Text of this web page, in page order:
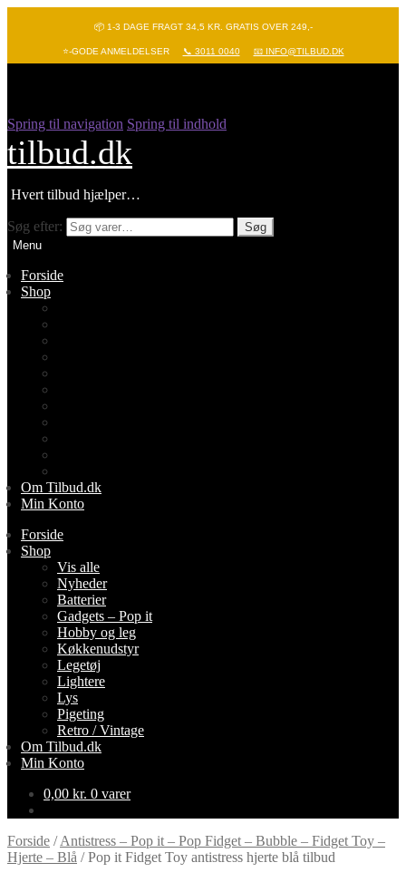
📦 1-3 DAGE FRAGT 34,5 KR. GRATIS OVER 249,-
⭐-GODE ANMELDELSER 📞 3011 0040 📧 INFO@TILBUD.DK
Spring til navigation Spring til indhold
tilbud.dk
Hvert tilbud hjælper…
Søg efter:
Søg
Menu
Forside
Shop
Om Tilbud.dk
Min Konto
Forside
Shop
Vis alle
Nyheder
Batterier
Gadgets – Pop it
Hobby og leg
Køkkenudstyr
Legetøj
Lightere
Lys
Pigeting
Retro / Vintage
Om Tilbud.dk
Min Konto
0,00 kr. 0 varer
Forside /Antistress – Pop it – Pop Fidget – Bubble – Fidget Toy –
Hjerte – Blå /Pop it Fidget Toy antistress hjerte blå tilbud